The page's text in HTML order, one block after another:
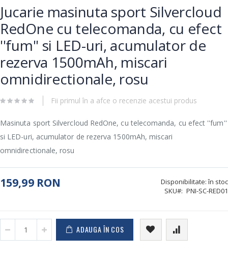
to
the
beginning
of
the
images
gallery
Jucarie masinuta sport Silvercloud
RedOne cu telecomanda, cu efect
''fum'' si LED-uri, acumulator de
rezerva 1500mAh, miscari
omnidirectionale, rosu
Fii primul în a afce o recenzie acestui produs
Masinuta sport Silvercloud RedOne, cu telecomanda, cu efect ''fum''
si LED-uri, acumulator de rezerva 1500mAh, miscari
omnidirectionale, rosu
159,99 RON Disponibilitate: în stoc
SKU
PNI-SC-RED01
ADAUGA ÎN COS